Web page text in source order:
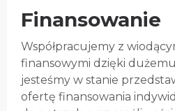
Finansowanie
Współpracujemy z
finansowymi dzięki
jesteśmy w stanie
ofertę finansowania